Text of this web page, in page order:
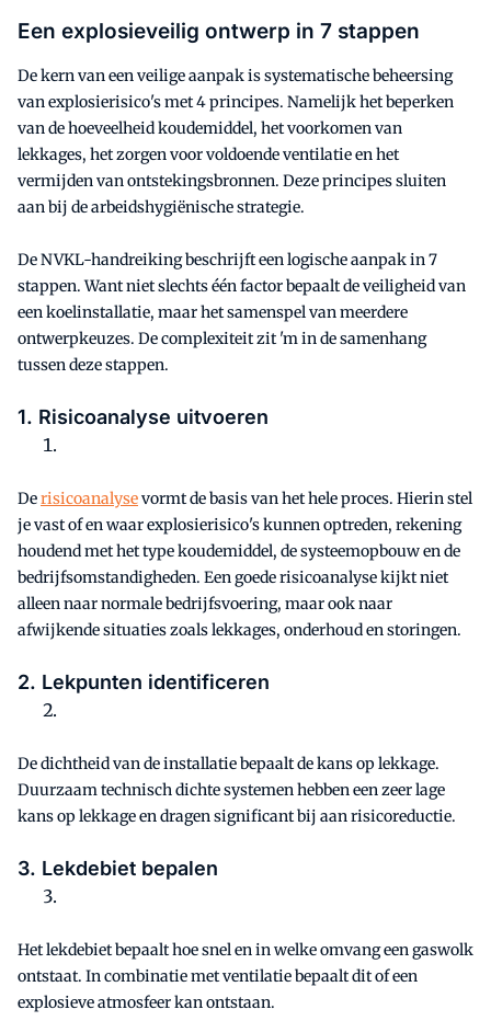
Een explosieveilig ontwerp in 7 stappen
De kern van een veilige aanpak is systematische beheersing
van explosierisico's met 4 principes. Namelijk het beperken
van de hoeveelheid koudemiddel, het voorkomen van
lekkages, het zorgen voor voldoende ventilatie en het
vermijden van ontstekingsbronnen. Deze principes sluiten
aan bij de arbeidshygiënische strategie.
De NVKL-handreiking beschrijft een logische aanpak in 7
stappen. Want niet slechts één factor bepaalt de veiligheid van
een koelinstallatie, maar het samenspel van meerdere
ontwerpkeuzes. De complexiteit zit 'm in de samenhang
tussen deze stappen.
1. Risicoanalyse uitvoeren
Derisicoanalysevormt de basis van het hele proces. Hierin stel
je vast of en waar explosierisico's kunnen optreden, rekening
houdend met het type koudemiddel, de systeemopbouw en de
bedrijfsomstandigheden. Een goede risicoanalyse kijkt niet
alleen naar normale bedrijfsvoering, maar ook naar
afwijkende situaties zoals lekkages, onderhoud en storingen.
2. Lekpunten identificeren
De dichtheid van de installatie bepaalt de kans op lekkage.
Duurzaam technisch dichte systemen hebben een zeer lage
kans op lekkage en dragen significant bij aan risicoreductie.
3. Lekdebiet bepalen
Het lekdebiet bepaalt hoe snel en in welke omvang een gaswolk
ontstaat. In combinatie met ventilatie bepaalt dit of een
explosieve atmosfeer kan ontstaan.